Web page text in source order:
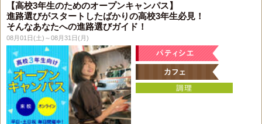
【高校3年生のためのオープンキャンパス】
進路選びがスタートしたばかりの高校3年生必見！
そんなあなたへの進路選びガイド！
08月01日(土)～08月31日(月)